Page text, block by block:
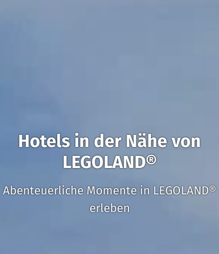
Hotels in der Nähe von
LEGOLAND®
Abenteuerliche Momente in LEGOLAND®
erleben